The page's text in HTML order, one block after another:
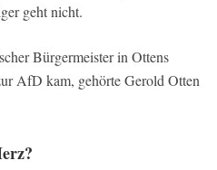
geht nicht.
Bürgermeister in Ottens
AfD kam, gehörte Gerold Otten